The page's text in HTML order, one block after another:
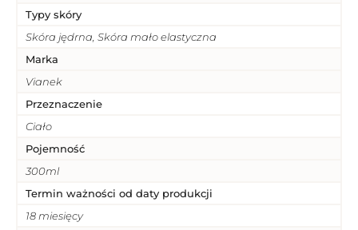
Typy skóry
Skóra jędrna, Skóra mało elastyczna
Marka
Vianek
Przeznaczenie
Ciało
Pojemność
300ml
Termin ważności od daty produkcji
18 miesięcy